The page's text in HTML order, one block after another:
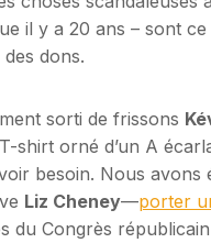
il y a 20 ans – sont
dons.
sorti de frissons
shirt orné d’un A
besoin. Nous avons
Liz Cheney—porter
du Congrès